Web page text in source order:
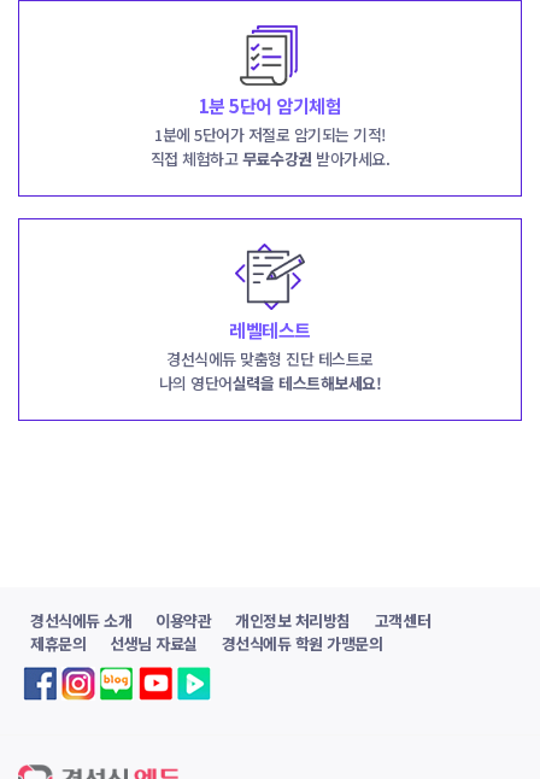
1분 5단어 암기체험
1분에 5단어가 저절로 암기되는 기적!
직접 체험하고무료수강권 받아가세요.
레벨테스트
경선식에듀 맞춤형 진단 테스트로
나의 영단어실력을 테스트해보세요!
경선식에듀 소개 이용약관 개인정보 처리방침
고객센터
제휴문의
선생님 자료실 경선식에듀 학원 가맹문의